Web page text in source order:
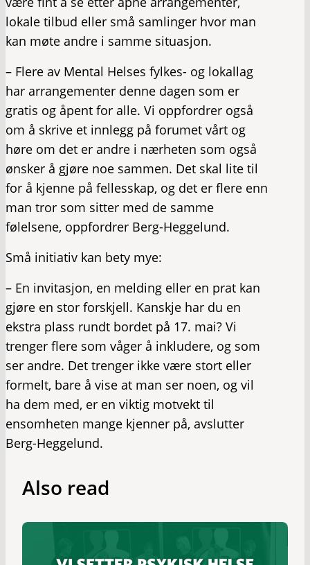
lokale tilbud eller små samlinger hvor man
kan møte andre i samme situasjon.
– Flere av Mental Helses fylkes- og lokallag
har arrangementer denne dagen som er
gratis og åpent for alle. Vi oppfordrer også
om å skrive et innlegg på forumet vårt og
høre om det er andre i nærheten som også
ønsker å gjøre noe sammen. Det skal lite til
for å kjenne på fellesskap, og det er flere enn
man tror som sitter med de samme
følelsene, oppfordrer Berg-Heggelund.
Små initiativ kan bety mye:
– En invitasjon, en melding eller en prat kan
gjøre en stor forskjell. Kanskje har du en
ekstra plass rundt bordet på 17. mai? Vi
trenger flere som våger å inkludere, og som
ser andre. Det trenger ikke være stort eller
formelt, bare å vise at man ser noen, og vil
ha dem med, er en viktig motvekt til
ensomheten mange kjenner på, avslutter
Berg-Heggelund.
Also read